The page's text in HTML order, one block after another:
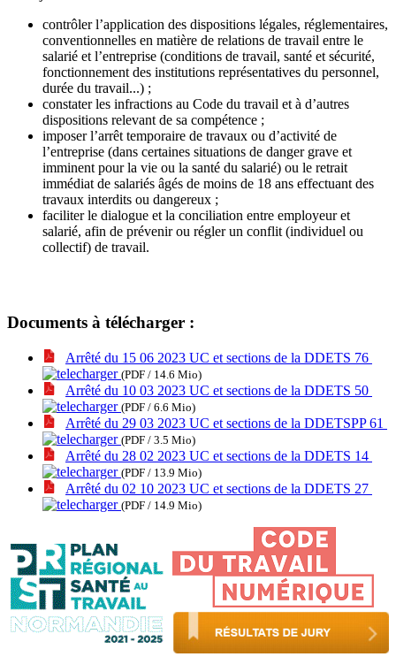
contrôler l’application des dispositions légales, réglementaires,
conventionnelles en matière de relations de travail entre le
salarié et l’entreprise (conditions de travail, santé et sécurité,
fonctionnement des institutions représentatives du personnel,
durée du travail...) ;
constater les infractions au Code du travail et à d’autres
dispositions relevant de sa compétence ;
imposer l’arrêt temporaire de travaux ou d’activité de
l’entreprise (dans certaines situations de danger grave et
imminent pour la vie ou la santé du salarié) ou le retrait
immédiat de salariés âgés de moins de 18 ans effectuant des
travaux interdits ou dangereux ;
faciliter le dialogue et la conciliation entre employeur et
salarié, afin de prévenir ou régler un conflit (individuel ou
collectif) de travail.
Documents à télécharger :
Arrêté du 15 06 2023 UC et sections de la DDETS 76
(PDF / 14.6 Mio)
Arrêté du 10 03 2023 UC et sections de la DDETS 50
(PDF / 6.6 Mio)
Arrêté du 29 03 2023 UC et sections de la DDETSPP 61
(PDF / 3.5 Mio)
Arrêté du 28 02 2023 UC et sections de la DDETS 14
(PDF / 13.9 Mio)
Arrêté du 02 10 2023 UC et sections de la DDETS 27
(PDF / 14.9 Mio)